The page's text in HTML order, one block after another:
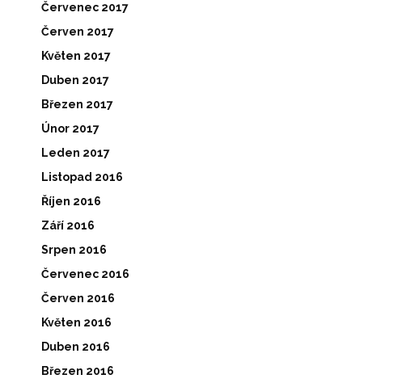
Červenec 2017
Červen 2017
Květen 2017
Duben 2017
Březen 2017
Únor 2017
Leden 2017
Listopad 2016
Říjen 2016
Září 2016
Srpen 2016
Červenec 2016
Červen 2016
Květen 2016
Duben 2016
Březen 2016